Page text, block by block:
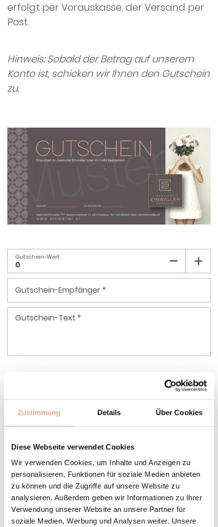
Zustimmung Details Über Cookies
Diese Webseite verwendet Cookies
Wir verwenden Cookies, um Inhalte und Anzeigen zu
personalisieren, Funktionen für soziale Medien anbieten
zu können und die Zugriffe auf unsere Website zu
analysieren. Außerdem geben wir Informationen zu Ihrer
Verwendung unserer Website an unsere Partner für
soziale Medien, Werbung und Analysen weiter. Unsere
LAUFEN UND
ACHENSEECARD
erfolgt per Vorauskasse, der Versand per
Post.
Hinweis: Sobald der Betrag auf unserem
Konto ist, schicken wir Ihnen den Gutschein
zu.
Gutschein-Wert
Gutschein-Empfänger *
Gutschein-Text *
Vorname*
Nachname*
E-Mail*
Telefonnummer